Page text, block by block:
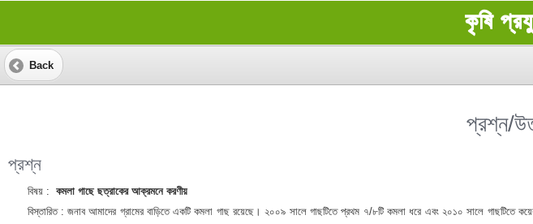
কৃষি
Back
প্রশ্ন/
প্রশ্ন
বিষয় : কমলা গাছে ছত্রাকের আক্রমনে করণীয়
বিস্তারিত : জনাব আমাদের গ্রামের বাড়িতে একটি কমলা গাছ রয়েছে। ২০০৯ সালে গাছটিতে প্রথম ৭/৮টি কমলা ধরে এবং ২০১০ সালে